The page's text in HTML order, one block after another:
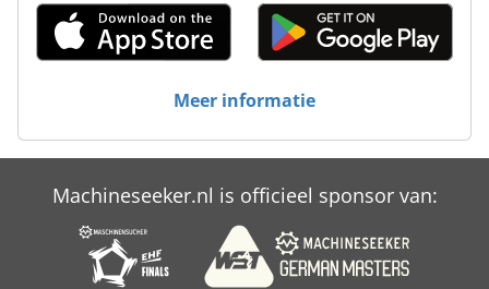
Meer informatie
Machineseeker.nl is officieel sponsor van: